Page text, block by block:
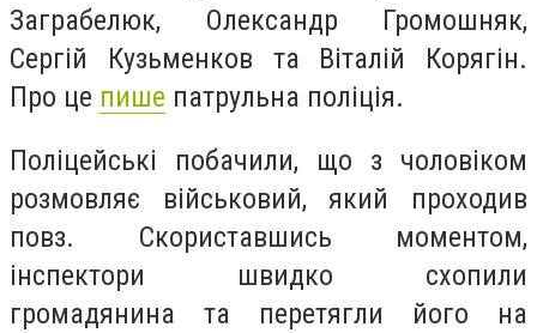
Заграбелюк, Олександр Громошняк,
Сергій Кузьменков та Віталій Корягін.
Про це пише патрульна поліція.
Поліцейські побачили, що з чоловіком
розмовляє військовий, який проходив
повз. Скориставшись моментом,
інспектори швидко схопили
громадянина та перетягли його на